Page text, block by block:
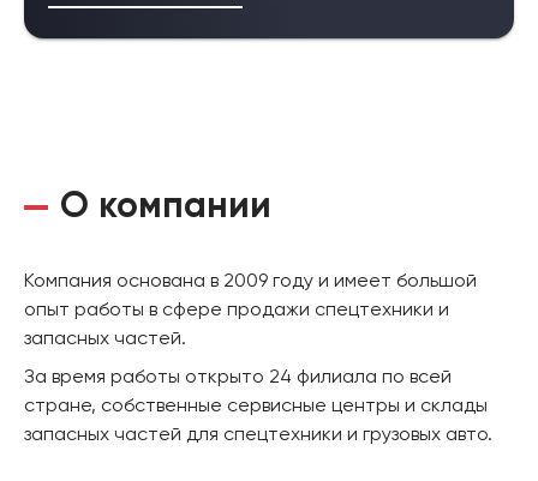
О компании
Компания основана в 2009 году и имеет большой
опыт работы в сфере продажи спецтехники и
запасных частей.
За время работы открыто 24 филиала по всей
стране, собственные сервисные центры и склады
запасных частей для спецтехники и грузовых авто.